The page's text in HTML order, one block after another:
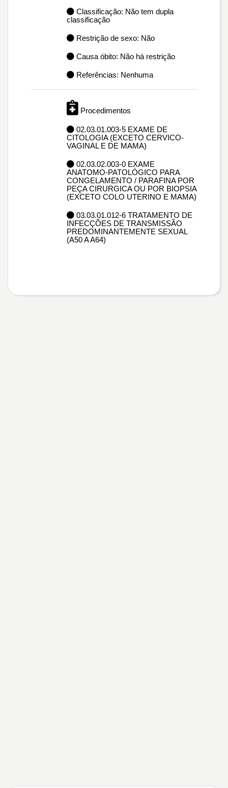
Classificação: Não tem dupla
classificação
Restrição de sexo: Não
Causa óbito: Não há restrição
Referências: Nenhuma
Procedimentos
02.03.01.003-5 EXAME DE
CITOLOGIA (EXCETO CERVICO-
VAGINAL E DE MAMA)
02.03.02.003-0 EXAME
ANATOMO-PATOLÓGICO PARA
CONGELAMENTO / PARAFINA POR
PEÇA CIRURGICA OU POR BIOPSIA
(EXCETO COLO UTERINO E MAMA)
03.03.01.012-6 TRATAMENTO DE
INFECÇÕES DE TRANSMISSÃO
PREDOMINANTEMENTE SEXUAL
(A50 A A64)